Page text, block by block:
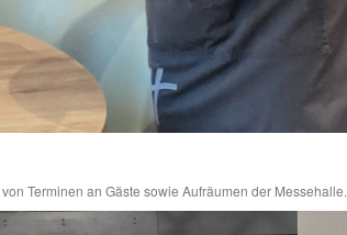
Terminen an Gäste sowie Aufräumen der Messehalle.